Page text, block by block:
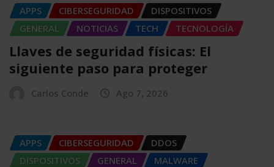
APPS CIBERSEGURIDAD
DISPOSITIVOS
GENERAL
NOTICIAS TECH TECNOLOGÍA
Llaves de seguridad físicas: El
siguiente paso para proteger
Carlos Conde Ago 7, 2026
APPS CIBERSEGURIDAD
DDOS
DISPOSITIVOS
GENERAL
MALWARE